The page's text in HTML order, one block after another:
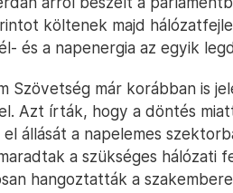
költenek majd
és a napenergia az egyik
Szövetség már korábban is
Azt írták, hogy a döntés
állását a napelemes
a szükséges hálózati
hangoztatták a